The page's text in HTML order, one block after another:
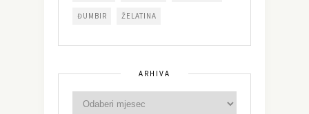
ĐUMBIR ŽELATINA
ARHIVA